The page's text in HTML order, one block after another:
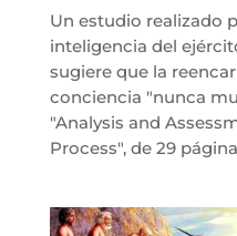
Un estudio realizado
inteligencia del
sugiere que la
conciencia "nunca
"Analysis and
Process", de 29